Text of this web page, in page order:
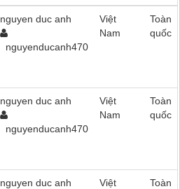
nguyen duc anh
nguyenducanh470
Việt
Nam
Toàn
quốc
nguyen duc anh
nguyenducanh470
Việt
Nam
Toàn
quốc
nguyen duc anh
Việt
Toàn